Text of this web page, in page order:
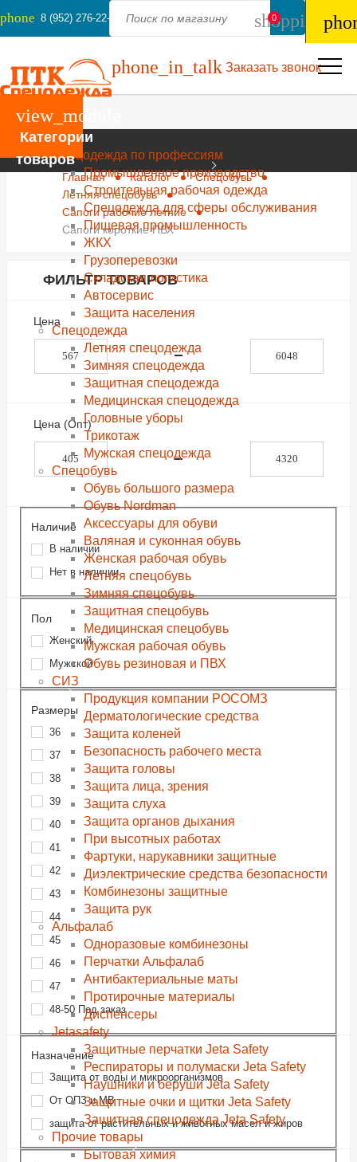
phone 8 (952) 276-22-44
phone_in_talk Заказать звонок
Каталог
Спецодежда по профессиям
Промышленное производство
Строительная рабочая одежда
Спецодежда для сферы обслуживания
Пищевая промышленность
ЖКХ
Грузоперевозки
Складская логистика
Автосервис
Защита населения
Спецодежда
Летняя спецодежда
Зимняя спецодежда
Защитная спецодежда
Медицинская спецодежда
Головные уборы
Трикотаж
Мужская спецодежда
Спецобувь
Обувь большого размера
Обувь Nordman
Аксессуары для обуви
Валяная и суконная обувь
Женская рабочая обувь
Летняя спецобувь
Зимняя спецобувь
Защитная спецобувь
Медицинская спецобувь
Мужская рабочая обувь
Обувь резиновая и ПВХ
СИЗ
Продукция компании РОСОМЗ
Дерматологические средства
Защита коленей
Безопасность рабочего места
Защита головы
Защита лица, зрения
Защита слуха
Защита органов дыхания
При высотных работах
Фартуки, нарукавники защитные
Диэлектрические средства безопасности
Комбинезоны защитные
Защита рук
Альфалаб
Одноразовые комбинезоны
Перчатки Альфалаб
Антибактериальные маты
Протирочные материалы
Диспенсеры
Jetasafety
Защитные перчатки Jeta Safety
Респираторы и полумаски Jeta Safety
Наушники и беруши Jeta Safety
Защитные очки и щитки Jeta Safety
Защитная спецодежда Jeta Safety
Прочие товары
Бытовая химия
0
Главная Каталог
Спецобувь
Летняя спецобувь
Сапоги рабочие летние
Сапоги короткие ПВХ
ФИЛЬТР ТОВАРОВ
Цена
Цена (Опт)
Наличие
В наличии
Нет в наличии
Пол
Женский
Мужской
Размеры
36
37
38
39
40
41
42
43
44
45
46
47
48-50 Под заказ
Назначение
Защита от воды и микроорганизмов
От ОПЗ и МВ
защита от растительных и животных масел и жиров
view_module
Категории
товаров